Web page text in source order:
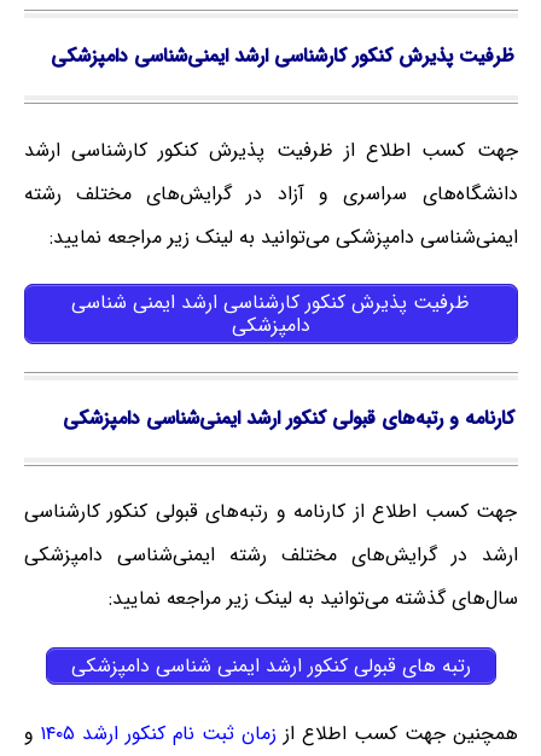
ظرفیت پذیرش کنکور کارشناسی ارشد ایمنی‌شناسی دامپزشکی
جهت کسب اطلاع از ظرفیت پذیرش کنکور کارشناسی ارشد
دانشگاه‌های سراسری و آزاد در گرایش‌های مختلف رشته
ایمنی‌شناسی دامپزشکی می‌توانید به لینک زیر مراجعه نمایید:
ظرفیت پذیرش کنکور کارشناسی ارشد ایمنی‌ شناسی
دامپزشکی
کارنامه و رتبه‌های قبولی کنکور ارشد ایمنی‌شناسی دامپزشکی
جهت کسب اطلاع از کارنامه و رتبه‌های قبولی کنکور کارشناسی
ارشد در گرایش‌های مختلف رشته ایمنی‌شناسی دامپزشکی
سال‌های گذشته می‌توانید به لینک زیر مراجعه نمایید:
رتبه های قبولی کنکور ارشد ایمنی‌ شناسی دامپزشکی
همچنین جهت کسب اطلاع از زمان ثبت نام کنکور ارشد ۱۴۰۵
و